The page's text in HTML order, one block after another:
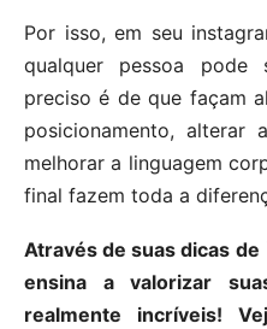
Por isso, em seu
qualquer pessoa
preciso é de que façam
posicionamento, alterar
melhorar a linguagem
final fazem toda a
Através de suas dicas
ensina a valorizar
realmente incríveis!